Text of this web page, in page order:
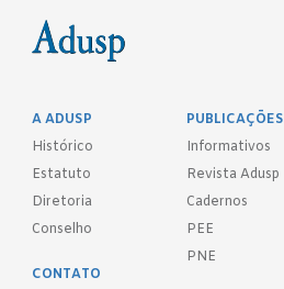
A ADUSP
Histórico
Estatuto
Diretoria
Conselho
PUBLICAÇÕES
Informativos
Revista Adusp
Cadernos
PEE
PNE
CONTATO